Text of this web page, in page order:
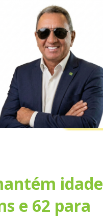
idade
e 62 para